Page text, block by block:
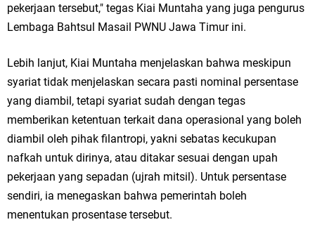
pekerjaan tersebut," tegas Kiai Muntaha yang juga pengurus
Lembaga Bahtsul Masail PWNU Jawa Timur ini.
Lebih lanjut, Kiai Muntaha menjelaskan bahwa meskipun
syariat tidak menjelaskan secara pasti nominal persentase
yang diambil, tetapi syariat sudah dengan tegas
memberikan ketentuan terkait dana operasional yang boleh
diambil oleh pihak filantropi, yakni sebatas kecukupan
nafkah untuk dirinya, atau ditakar sesuai dengan upah
pekerjaan yang sepadan (ujrah mitsil). Untuk persentase
sendiri, ia menegaskan bahwa pemerintah boleh
menentukan prosentase tersebut.